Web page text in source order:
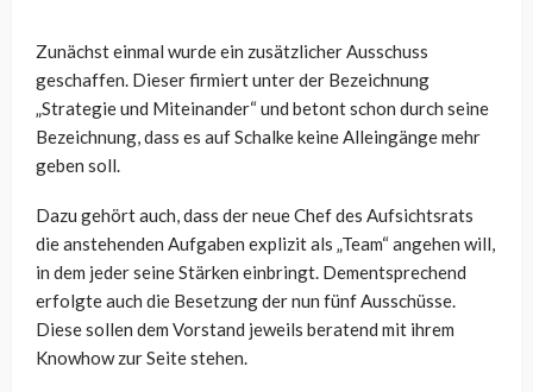
Zunächst einmal wurde ein zusätzlicher Ausschuss
geschaffen. Dieser firmiert unter der Bezeichnung
„Strategie und Miteinander“ und betont schon durch seine
Bezeichnung, dass es auf Schalke keine Alleingänge mehr
geben soll.
Dazu gehört auch, dass der neue Chef des Aufsichtsrats
die anstehenden Aufgaben explizit als „Team“ angehen will,
in dem jeder seine Stärken einbringt. Dementsprechend
erfolgte auch die Besetzung der nun fünf Ausschüsse.
Diese sollen dem Vorstand jeweils beratend mit ihrem
Knowhow zur Seite stehen.